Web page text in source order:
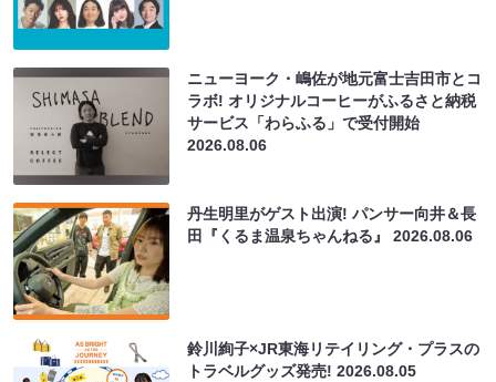
ニューヨーク・嶋佐が地元富士吉田市とコ
ラボ! オリジナルコーヒーがふるさと納税
サービス「わらふる」で受付開始
2026.08.06
丹生明里がゲスト出演! パンサー向井＆長
田『くるま温泉ちゃんねる』2026.08.06
鈴川絢子×JR東海リテイリング・プラスの
トラベルグッズ発売!2026.08.05